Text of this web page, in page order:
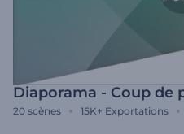
Diaporama - Coup de
20 scènes 15K+ Exportations